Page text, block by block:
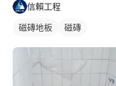
信賴工程
磁磚地板 磁磚